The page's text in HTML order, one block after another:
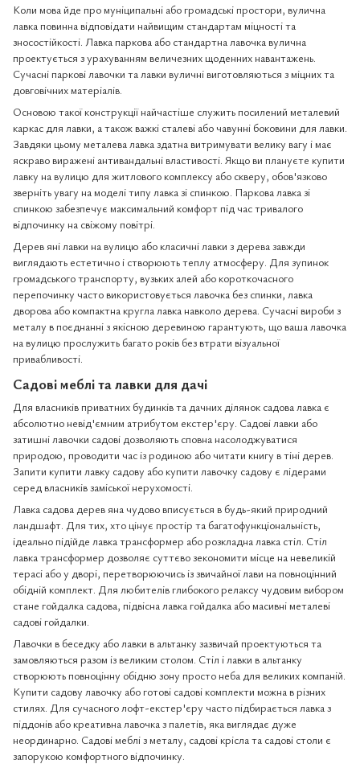
Коли мова йде про муніципальні або громадські простори, вулична
лавка повинна відповідати найвищим стандартам міцності та
зносостійкості. Лавка паркова або стандартна лавочка вулична
проектується з урахуванням величезних щоденних навантажень.
Сучасні паркові лавочки та лавки вуличні виготовляються з міцних та
довговічних матеріалів.
Основою такої конструкції найчастіше служить посилений металевий
каркас для лавки, а також важкі сталеві або чавунні боковини для лавки.
Завдяки цьому металева лавка здатна витримувати велику вагу і має
яскраво виражені антивандальні властивості. Якщо ви плануєте купити
лавку на вулицю для житлового комплексу або скверу, обов'язково
зверніть увагу на моделі типу лавка зі спинкою. Паркова лавка зі
спинкою забезпечує максимальний комфорт під час тривалого
відпочинку на свіжому повітрі.
Дерев яні лавки на вулицю або класичні лавки з дерева завжди
виглядають естетично і створюють теплу атмосферу. Для зупинок
громадського транспорту, вузьких алей або короткочасного
перепочинку часто використовується лавочка без спинки, лавка
дворова або компактна кругла лавка навколо дерева. Сучасні вироби з
металу в поєднанні з якісною деревиною гарантують, що ваша лавочка
на вулицю прослужить багато років без втрати візуальної
привабливості.
Садові меблі та лавки для дачі
Для власників приватних будинків та дачних ділянок садова лавка є
абсолютно невід'ємним атрибутом екстер'єру. Садові лавки або
затишні лавочки садові дозволяють сповна насолоджуватися
природою, проводити час із родиною або читати книгу в тіні дерев.
Запити купити лавку садову або купити лавочку садову є лідерами
серед власників заміської нерухомості.
Лавка садова дерев яна чудово вписується в будь-який природний
ландшафт. Для тих, хто цінує простір та багатофункціональність,
ідеально підійде лавка трансформер або розкладна лавка стіл. Стіл
лавка трансформер дозволяє суттєво зекономити місце на невеликій
терасі або у дворі, перетворюючись із звичайної лави на повноцінний
обідній комплект. Для любителів глибокого релаксу чудовим вибором
стане гойдалка садова, підвісна лавка гойдалка або масивні металеві
садові гойдалки.
Лавочки в беседку або лавки в альтанку зазвичай проектуються та
замовляються разом із великим столом. Стіл і лавки в альтанку
створюють повноцінну обідню зону просто неба для великих компаній.
Купити садову лавочку або готові садові комплекти можна в різних
стилях. Для сучасного лофт-екстер'єру часто підбирається лавка з
піддонів або креативна лавочка з палетів, яка виглядає дуже
неординарно. Садові меблі з металу, садові крісла та садові столи є
запорукою комфортного відпочинку.